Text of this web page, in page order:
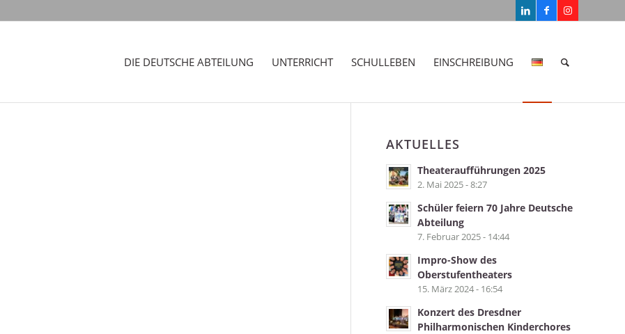
DIE DEUTSCHE ABTEILUNG UNTERRICHT SCHULLEBEN EINSCHREIBUNG
AKTUELLES
Theateraufführungen 2025
2. Mai 2025 - 8:27
Schüler feiern 70 Jahre Deutsche
Abteilung
7. Februar 2025 - 14:44
Impro-Show des
Oberstufentheaters
15. März 2024 - 16:54
Konzert des Dresdner
Philharmonischen Kinderchores